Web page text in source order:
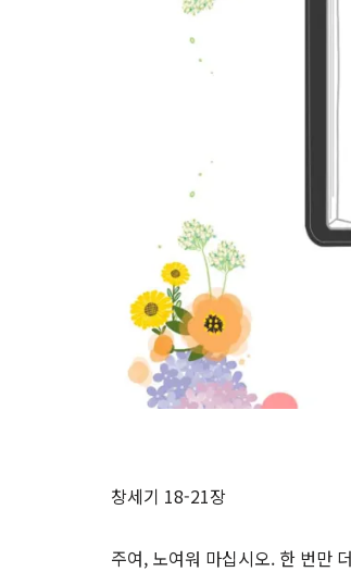
창세기 18-21장
주여, 노여워 마십시오. 한 번만